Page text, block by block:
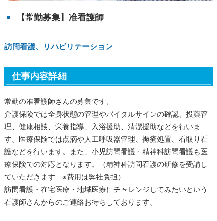
【常勤募集】准看護師
訪問看護、リハビリテーション
仕事内容詳細
常勤の准看護師さんの募集です。
介護保険では全身状態の管理やバイタルサインの確認、投薬管
理、健康相談、栄養指導、入浴援助、清潔援助などを行いま
す。医療保険では点滴や人工呼吸器管理、褥瘡処置、看取り看
護などを行います。また、小児訪問看護・精神科訪問看護も医
療保険での対応となります。（精神科訪問看護の研修を受講し
ていただきます ※費用は弊社負担）
訪問看護・在宅医療・地域医療にチャレンジしてみたいという
看護師さんからのご連絡お待ちしております。